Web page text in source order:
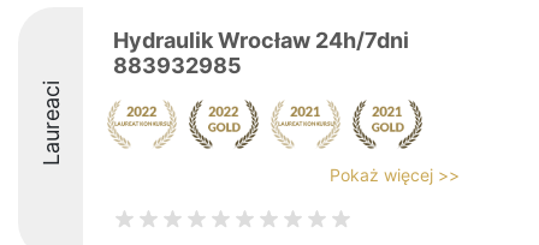
Laureaci
Hydraulik Wrocław 24h/7dni
883932985
Pokaż więcej >>